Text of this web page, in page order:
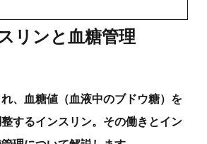
リンと血糖管理
、血糖値（血液中のブドウ糖）を
するインスリン。その働きとイン